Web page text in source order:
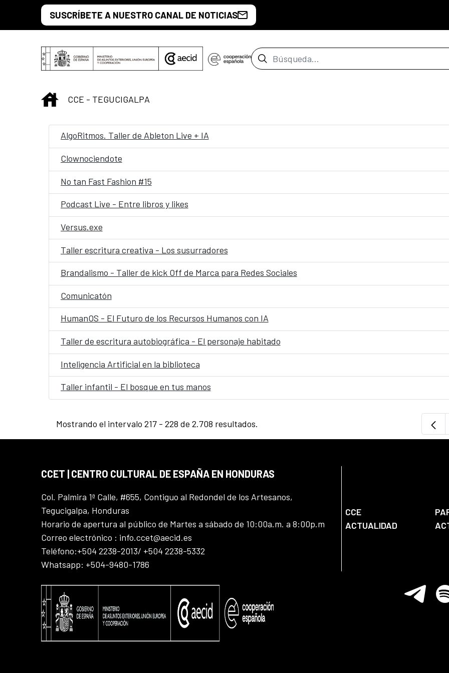
Saltar al contenido principal
SUSCRÍBETE A NUESTRO CANAL DE NOTICIAS
Barra de búsqueda
INICIO
CCE - TEGUCIGALPA
AlgoRitmos. Taller de Ableton Live + IA
Clownociendote
No tan Fast Fashion #15
Podcast Live - Entre libros y likes
Versus.exe
Taller escritura creativa - Los susurradores
Brandalismo - Taller de kick Off de Marca para Redes Sociales
Comunicatón
HumanOS - El Futuro de los Recursos Humanos con IA
Taller de escritura autobiográfica - El personaje habitado
Inteligencia Artificial en la biblioteca
Taller infantil - El bosque en tus manos
Mostrando el intervalo 217 - 228 de 2.708 resultados.
CCET | CENTRO CULTURAL DE ESPAÑA EN HONDURAS
Col. Palmira 1ª Calle, #655, Contiguo al Redondel de los Artesanos,
Tegucigalpa, Honduras
Horario de apertura al público de Martes a sábado de 10:00a.m. a 8:00p.m
Correo electrónico : info.ccet@aecid.es
Teléfono:+504 2238-2013/ +504 2238-5332
Whatsapp: +504-9480-1786
CCE
ACTUALIDAD
Telegram